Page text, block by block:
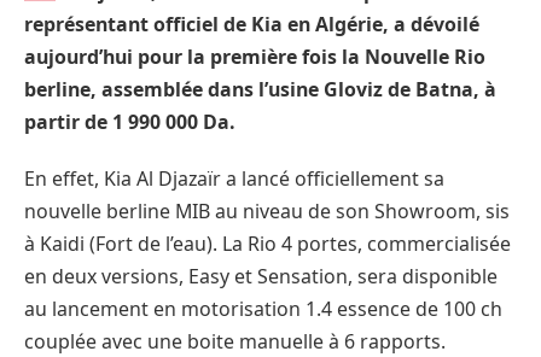
représentant officiel de Kia en Algérie, a dévoilé
aujourd’hui pour la première fois la Nouvelle Rio
berline, assemblée dans l’usine Gloviz de Batna, à
partir de 1 990 000 Da.
En effet, Kia Al Djazaïr a lancé officiellement sa
nouvelle berline MIBau niveau de son Showroom, sis
à Kaidi (Fort de l’eau). La Rio 4 portes, commercialisée
en deux versions, Easy et Sensation, sera disponible
au lancement en motorisation 1.4 essence de 100 ch
couplée avec une boite manuelle à 6 rapports.